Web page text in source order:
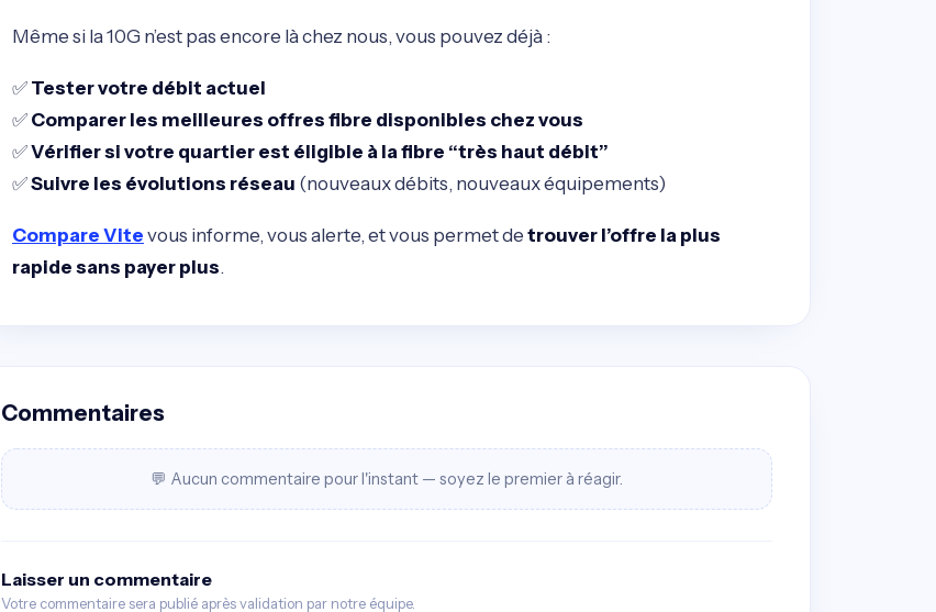
Même si la 10G n’est pas encore là chez nous, vous pouvez déjà :
✅ Tester votre débit actuel
✅ Comparer les meilleures offres fibre disponibles chez vous
✅Vérifier si votre quartier est éligible à la fibre “très haut débit”
✅Suivre les évolutions réseau (nouveaux débits, nouveaux équipements)
Compare Vite vous informe, vous alerte, et vous permet de trouver l’offre la plus
rapide sans payer plus.
Commentaires
💬 Aucun commentaire pour l'instant — soyez le premier à réagir.
Laisser un commentaire
Votre commentaire sera publié après validation par notre équipe.